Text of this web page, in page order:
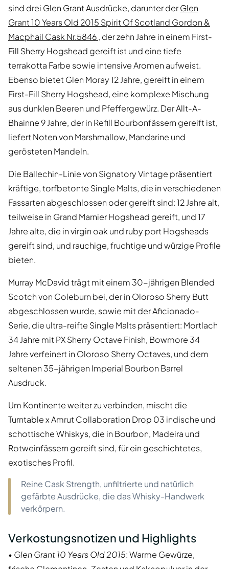
sind drei Glen Grant Ausdrücke, darunter derGlen
Grant 10 Years Old 2015 Spirit Of Scotland Gordon &
Macphail Cask Nr.5846, der zehn Jahre in einem First-
Fill Sherry Hogshead gereift ist und eine tiefe
terrakotta Farbe sowie intensive Aromen aufweist.
Ebenso bietet Glen Moray 12 Jahre, gereift in einem
First-Fill Sherry Hogshead, eine komplexe Mischung
aus dunklen Beeren und Pfeffergewürz. Der Allt-A-
Bhainne 9 Jahre, der in Refill Bourbonfässern gereift ist,
liefert Noten von Marshmallow, Mandarine und
gerösteten Mandeln.
Die Ballechin-Linie von Signatory Vintage präsentiert
kräftige, torfbetonte Single Malts, die in verschiedenen
Fassarten abgeschlossen oder gereift sind: 12 Jahre alt,
teilweise in Grand Marnier Hogshead gereift, und 17
Jahre alte, die in virgin oak und ruby port Hogsheads
gereift sind, und rauchige, fruchtige und würzige Profile
bieten.
Murray McDavid trägt mit einem 30-jährigen Blended
Scotch von Coleburn bei, der in Oloroso Sherry Butt
abgeschlossen wurde, sowie mit der Aficionado-
Serie, die ultra-reifte Single Malts präsentiert: Mortlach
34 Jahre mit PX Sherry Octave Finish, Bowmore 34
Jahre verfeinert in Oloroso Sherry Octaves, und dem
seltenen 35-jährigen Imperial Bourbon Barrel
Ausdruck.
Um Kontinente weiter zu verbinden, mischt die
Turntable x Amrut Collaboration Drop 03 indische und
schottische Whiskys, die in Bourbon, Madeira und
Rotweinfässern gereift sind, für ein geschichtetes,
exotisches Profil.
Reine Cask Strength, unfiltrierte und natürlich
gefärbte Ausdrücke, die das Whisky-Handwerk
verkörpern.
Verkostungsnotizen und Highlights
• Glen Grant 10 Years Old 2015: Warme Gewürze,